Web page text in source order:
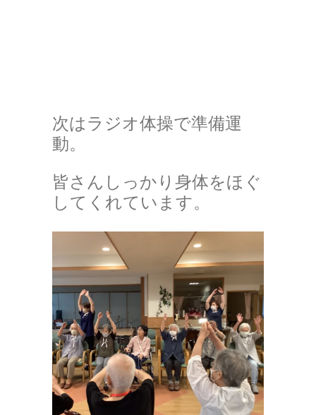
次はラジオ体操で準備運
動。
皆さんしっかり身体をほぐ
してくれています。